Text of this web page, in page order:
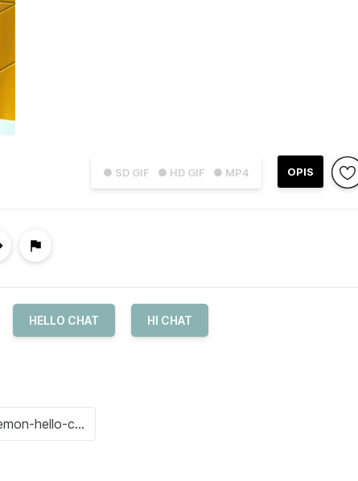
● SD GIF ● HD GIF ● MP4 OPIS
HELLO CHAT HI CHAT